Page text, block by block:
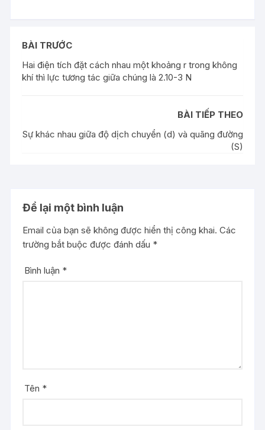
BÀI TRƯỚC
Hai điện tích đặt cách nhau một khoảng r trong không
khí thì lực tương tác giữa chúng là 2.10-3 N
BÀI TIẾP THEO
Sự khác nhau giữa độ dịch chuyển (d) và quãng đường
(S)
Để lại một bình luận
Email của bạn sẽ không được hiển thị công khai. Các
trường bắt buộc được đánh dấu *
Bình luận *
Tên *